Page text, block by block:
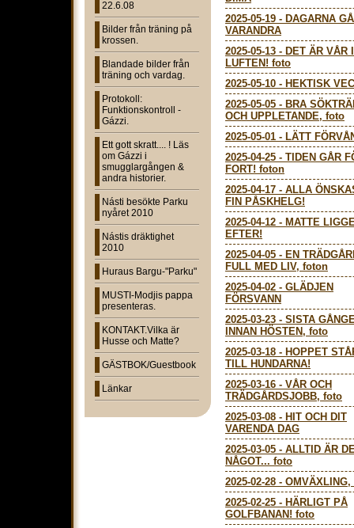
22.6.08
Bilder från träning på
krossen.
Blandade bilder från
träning och vardag.
Protokoll:
Funktionskontroll -
Gázzi.
Ett gott skratt.... ! Läs
om Gázzi i
smugglargången &
andra historier.
Násti besökte Parku
nyåret 2010
Nástis dräktighet
2010
Huraus Bargu-"Parku"
MUSTI-Modjis pappa
presenteras.
KONTAKT.Vilka är
Husse och Matte?
GÄSTBOK/Guestbook
Länkar
2025-05-19 - DAGARNA
VARANDRA
2025-05-13 - DET ÄR VÅR I
LUFTEN! foto
2025-05-10 - HEKTISK
2025-05-05 - BRA
OCH UPPLETANDE, foto
2025-05-01 - LÄTT
2025-04-25 - TIDEN GÅR
FORT! foton
2025-04-17 - ALLA
FIN PÅSKHELG!
2025-04-12 - MATTE
EFTER!
2025-04-05 - EN
FULL MED LIV, foton
2025-04-02 - GLÄDJEN
FÖRSVANN
2025-03-23 - SISTA
INNAN HÖSTEN, foto
2025-03-18 - HOPPET
TILL HUNDARNA!
2025-03-16 - VÅR OCH
TRÄDGÅRDSJOBB, foto
2025-03-08 - HIT OCH DIT
VARENDA DAG
2025-03-05 - ALLTID ÄR
NÅGOT... foto
2025-02-28 -
2025-02-25 - HÄRLIGT PÅ
GOLFBANAN! foto